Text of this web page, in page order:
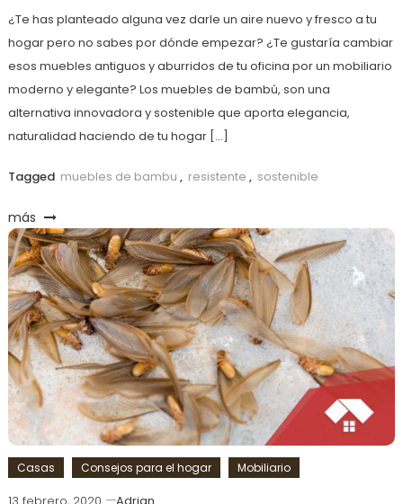
¿Te has planteado alguna vez darle un aire nuevo y fresco a tu
hogar pero no sabes por dónde empezar? ¿Te gustaría cambiar
esos muebles antiguos y aburridos de tu oficina por un mobiliario
moderno y elegante? Los muebles de bambú, son una
alternativa innovadora y sostenible que aporta elegancia,
naturalidad haciendo de tu hogar […]
Tagged muebles de bambu , resistente , sostenible
más
Casas Consejos para el hogar Mobiliario